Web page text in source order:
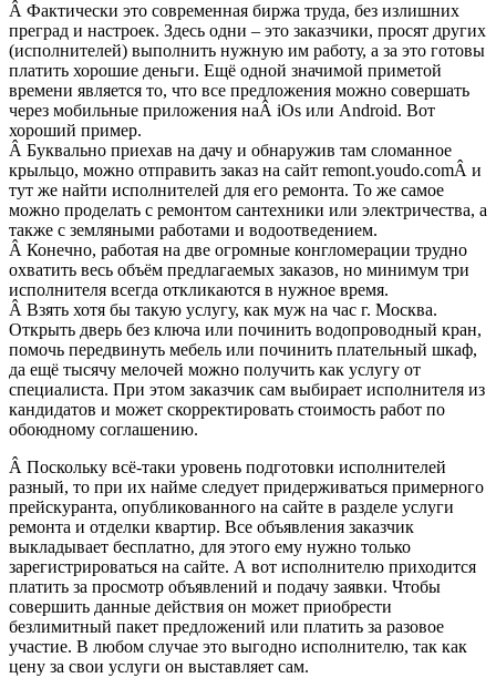
Â Фактически это современная биржа труда, без излишних
преград и настроек. Здесь одни – это заказчики, просят других
(исполнителей) выполнить нужную им работу, а за это готовы
платить хорошие деньги. Ещё одной значимой приметой
времени является то, что все предложения можно совершать
через мобильные приложения наÂ iOs или Android. Вот
хороший пример.
Â Буквально приехав на дачу и обнаружив там сломанное
крыльцо, можно отправить заказ на сайт remont.youdo.comÂ и
тут же найти исполнителей для его ремонта. То же самое
можно проделать с ремонтом сантехники или электричества, а
также с земляными работами и водоотведением.
Â Конечно, работая на две огромные конгломерации трудно
охватить весь объём предлагаемых заказов, но минимум три
исполнителя всегда откликаются в нужное время.
Â Взять хотя бы такую услугу, как муж на час г. Москва.
Открыть дверь без ключа или починить водопроводный кран,
помочь передвинуть мебель или починить плательный шкаф,
да ещё тысячу мелочей можно получить как услугу от
специалиста. При этом заказчик сам выбирает исполнителя из
кандидатов и может скорректировать стоимость работ по
обоюдному соглашению.
Â Поскольку всё-таки уровень подготовки исполнителей
разный, то при их найме следует придерживаться примерного
прейскуранта, опубликованного на сайте в разделе услуги
ремонта и отделки квартир. Все объявления заказчик
выкладывает бесплатно, для этого ему нужно только
зарегистрироваться на сайте. А вот исполнителю приходится
платить за просмотр объявлений и подачу заявки. Чтобы
совершить данные действия он может приобрести
безлимитный пакет предложений или платить за разовое
участие. В любом случае это выгодно исполнителю, так как
цену за свои услуги он выставляет сам.